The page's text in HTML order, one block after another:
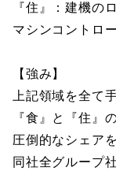
『住』：建機の
マシンコントロ
【強み】
上記領域を全て
『食』と『住』
圧倒的なシェア
同社全グループ